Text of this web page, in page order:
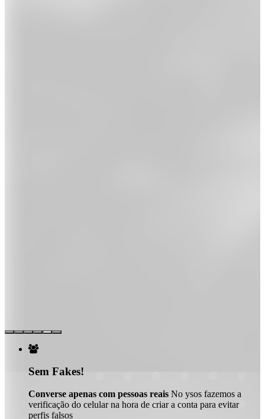

Sem Fakes!
Converse apenas com pessoas reais No ysos fazemos a
verificação do celular na hora de criar a conta para evitar
perfis falsos